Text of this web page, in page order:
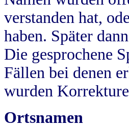
verstanden hat,
haben. Später
Die gesprochene
Fällen bei denen
wurden
Ortsnamen